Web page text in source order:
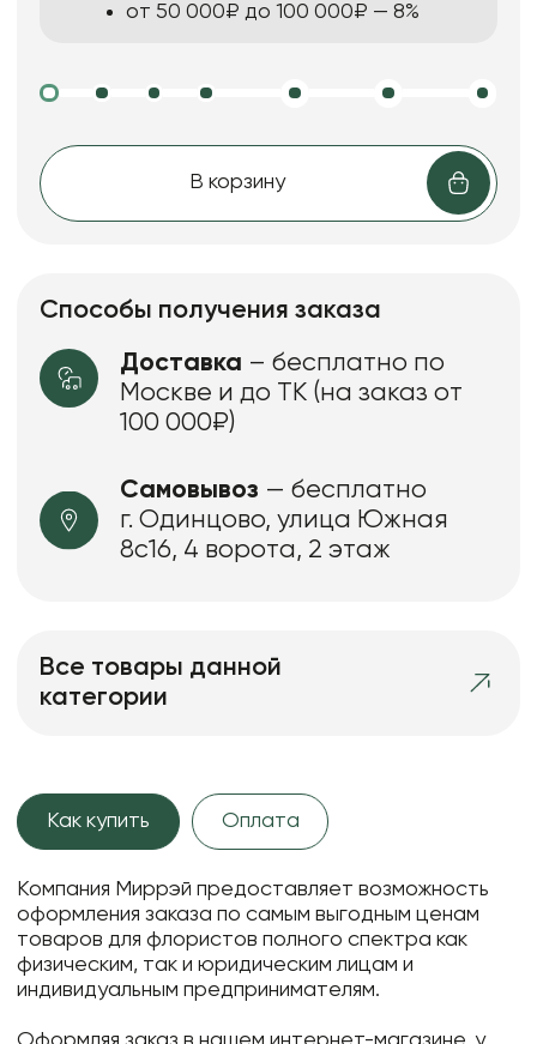
от 50 000₽ до 100 000₽ — 8%
В корзину
Способы получения заказа
Доставка – бесплатно по
Москве и до ТК (на заказ от
100 000₽)
Самовывоз — бесплатно
г. Одинцово, улица Южная
8с16, 4 ворота, 2 этаж
Все товары данной
категории
Как купить Оплата
Компания Миррэй предоставляет возможность
оформления заказа по самым выгодным ценам
товаров для флористов полного спектра как
физическим, так и юридическим лицам и
индивидуальным предпринимателям.